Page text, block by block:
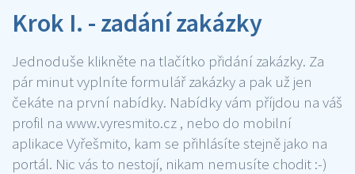
Krok I. - zadání zakázky
Jednoduše klikněte na tlačítko přidání zakázky. Za
pár minut vyplníte formulář zakázky a pak už jen
čekáte na první nabídky. Nabídky vám příjdou na váš
profil na www.vyresmito.cz , nebo do mobilní
aplikace Vyřešmito, kam se přihlásíte stejně jako na
portál. Nic vás to nestojí, nikam nemusíte chodit :-)